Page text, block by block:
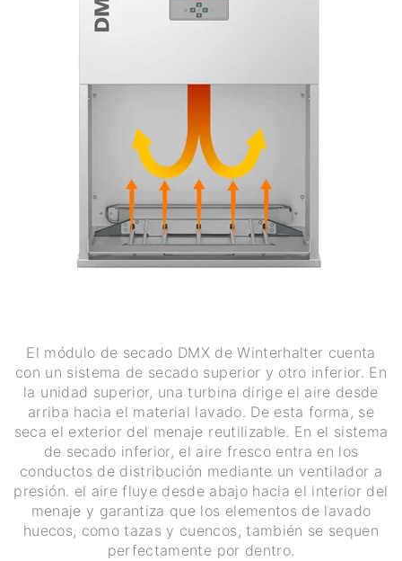
El módulo de secado DMX de Winterhalter cuenta
con un sistema de secado superior y otro inferior. En
la unidad superior, una turbina dirige el aire desde
arriba hacia el material lavado. De esta forma, se
seca el exterior del menaje reutilizable. En el sistema
de secado inferior, el aire fresco entra en los
conductos de distribución mediante un ventilador a
presión. el aire fluye desde abajo hacia el interior del
menaje y garantiza que los elementos de lavado
huecos, como tazas y cuencos, también se sequen
perfectamente por dentro.